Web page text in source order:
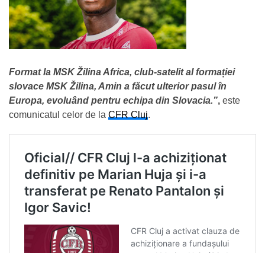
Format la MSK Žilina Africa, club-satelit al formației
slovace MSK Žilina, Amin a făcut ulterior pasul în
Europa, evoluând pentru echipa din Slovacia.”, este
comunicatul celor de la CFR Cluj.